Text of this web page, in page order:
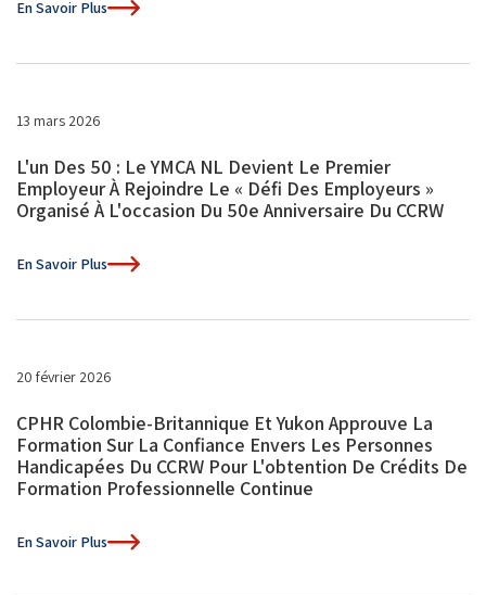
En Savoir Plus
13 mars 2026
L'un Des 50 : Le YMCA NL Devient Le Premier
Employeur À Rejoindre Le « Défi Des Employeurs »
Organisé À L'occasion Du 50e Anniversaire Du CCRW
En Savoir Plus
20 février 2026
CPHR Colombie-Britannique Et Yukon Approuve La
Formation Sur La Confiance Envers Les Personnes
Handicapées Du CCRW Pour L'obtention De Crédits De
Formation Professionnelle Continue
En Savoir Plus